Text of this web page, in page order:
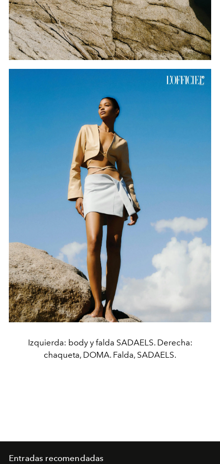
Izquierda: body y falda SADAELS. Derecha:
chaqueta, DOMA. Falda, SADAELS.
Entradas recomendadas